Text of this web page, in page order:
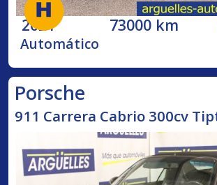
2021 73000 km
Automático
Porsche
911 Carrera Cabrio 300cv